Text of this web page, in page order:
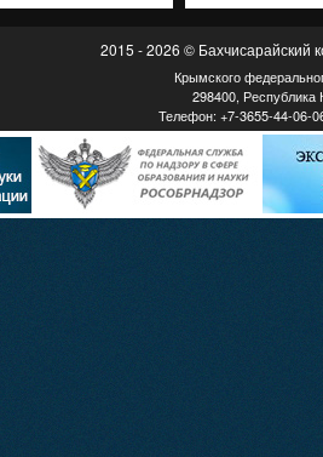
2015 - 2026 © Бахчисарайский
Крымского
298400, Республика
Телефон: +7-3655-44-06-